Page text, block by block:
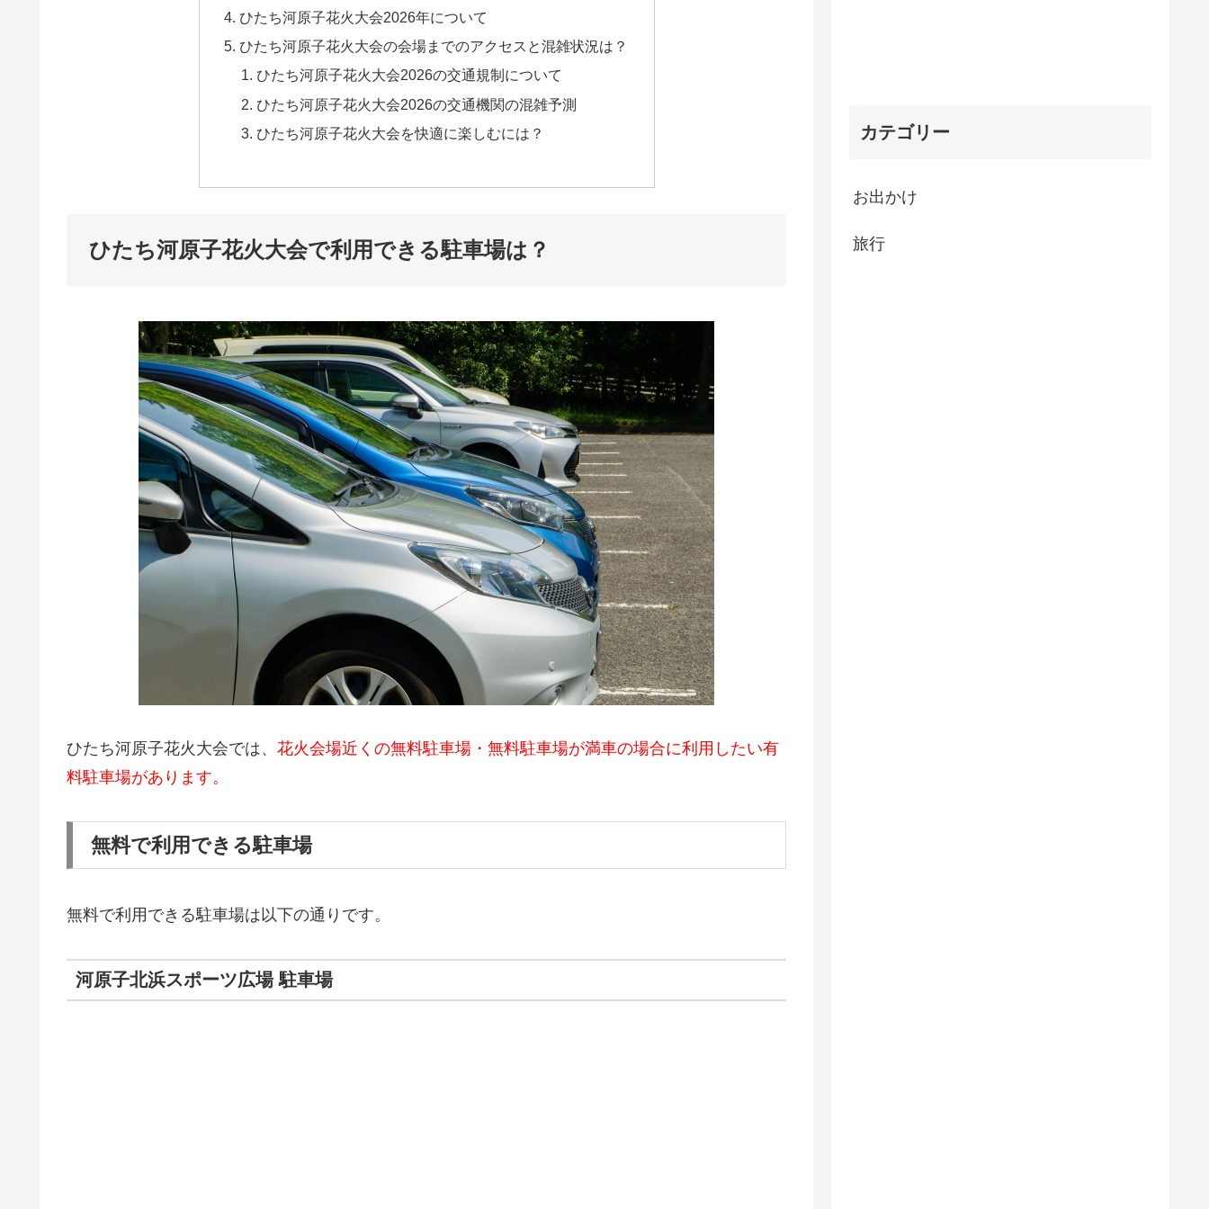
ひたち河原子花火大会2026年について
ひたち河原子花火大会の会場までのアクセスと混雑状況は？
ひたち河原子花火大会2026の交通規制について
ひたち河原子花火大会2026の交通機関の混雑予測
ひたち河原子花火大会を快適に楽しむには？
ひたち河原子花火大会で利用できる駐車場は？
ひたち河原子花火大会では、 花火会場近くの無料駐車場・無料駐車場が満車の場合に利用したい有
料駐車場があります。
無料で利用できる駐車場
無料で利用できる駐車場は以下の通りです。
河原子北浜スポーツ広場 駐車場
カテゴリー
お出かけ
旅行